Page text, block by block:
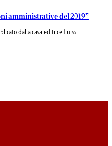
amministrative del 2019”
dalla casa editrice Luiss…